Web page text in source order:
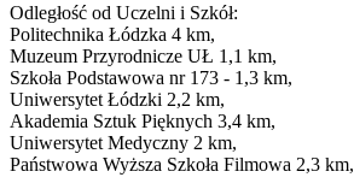
Odległość od Uczelni i Szkół:
Politechnika Łódzka 4 km,
Muzeum Przyrodnicze UŁ 1,1 km,
Szkoła Podstawowa nr 173 - 1,3 km,
Uniwersytet Łódzki 2,2 km,
Akademia Sztuk Pięknych 3,4 km,
Uniwersytet Medyczny 2 km,
Państwowa Wyższa Szkoła Filmowa 2,3 km,